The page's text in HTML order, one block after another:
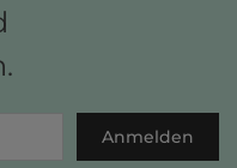
Anmelden